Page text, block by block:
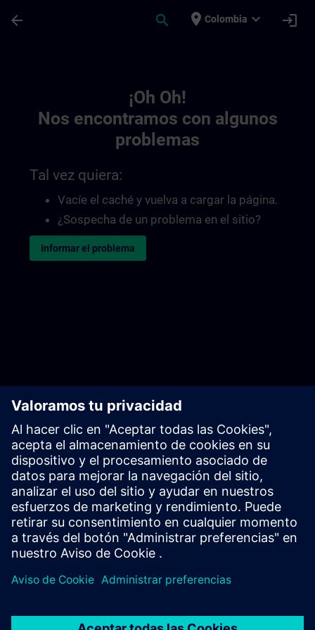
arrow_back search place Colombia expand_more login
¡Oh Oh!
Nos encontramos con algunos
problemas
Tal vez quiera:
Vacíe el caché y vuelva a cargar la página.
¿Sospecha de un problema en el sitio?
Informar el problema